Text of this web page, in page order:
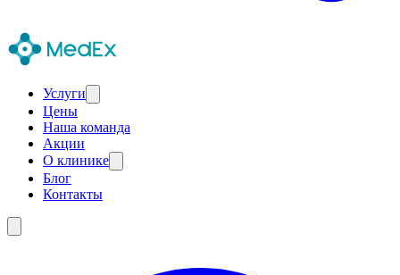
Услуги
Цены
Наша команда
Акции
О клинике
Блог
Контакты